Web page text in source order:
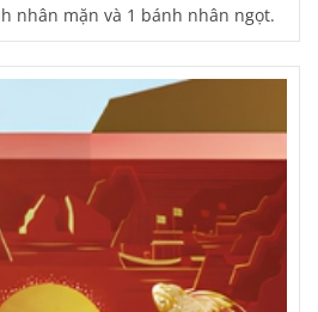
nhân mặn và 1 bánh nhân ngọt.